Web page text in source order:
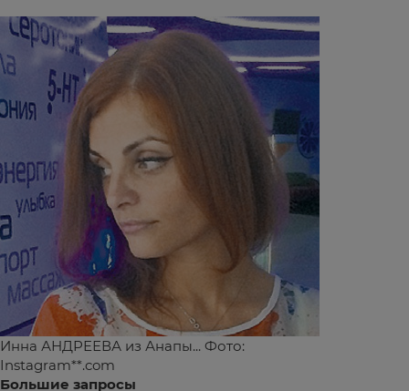
Инна АНДРЕЕВА из Анапы... Фото:
Instagram**.com
Большие запросы